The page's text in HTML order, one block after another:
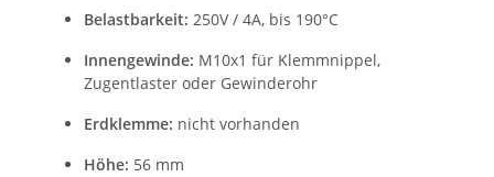
Belastbarkeit: 250V / 4A, bis 190°C
Innengewinde: M10x1 für Klemmnippel,
Zugentlaster oder Gewinderohr
Erdklemme: nicht vorhanden
Höhe: 56 mm